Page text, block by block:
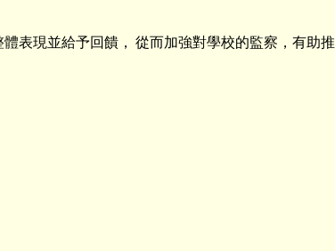
表現並給予回饋， 從而加強對學校的監察，有助推